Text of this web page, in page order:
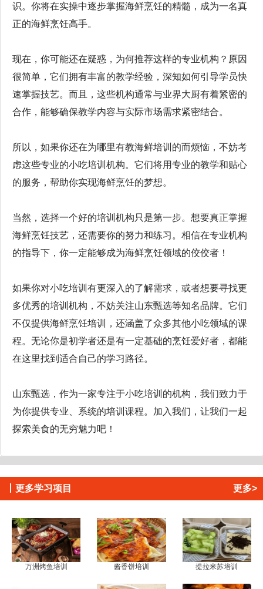
识。你将在实操中逐步掌握海鲜烹饪的精髓，成为一名真
正的海鲜烹饪高手。
现在，你可能还在疑惑，为何推荐这样的专业机构？原因
很简单，它们拥有丰富的教学经验，深知如何引导学员快
速掌握技艺。而且，这些机构通常与业界大厨有着紧密的
合作，能够确保教学内容与实际市场需求紧密结合。
所以，如果你还在为哪里有教海鲜培训的而烦恼，不妨考
虑这些专业的小吃培训机构。它们将用专业的教学和贴心
的服务，帮助你实现海鲜烹饪的梦想。
当然，选择一个好的培训机构只是第一步。想要真正掌握
海鲜烹饪技艺，还需要你的努力和练习。相信在专业机构
的指导下，你一定能够成为海鲜烹饪领域的佼佼者！
如果你对小吃培训有更深入的了解需求，或者想要寻找更
多优秀的培训机构，不妨关注山东甄选等知名品牌。它们
不仅提供海鲜烹饪培训，还涵盖了众多其他小吃领域的课
程。无论你是初学者还是有一定基础的烹饪爱好者，都能
在这里找到适合自己的学习路径。
山东甄选，作为一家专注于小吃培训的机构，我们致力于
为你提供专业、系统的培训课程。加入我们，让我们一起
探索美食的无穷魅力吧！
更多学习项目 更多>
万洲烤鱼培训 酱香饼培训 提拉米苏培训